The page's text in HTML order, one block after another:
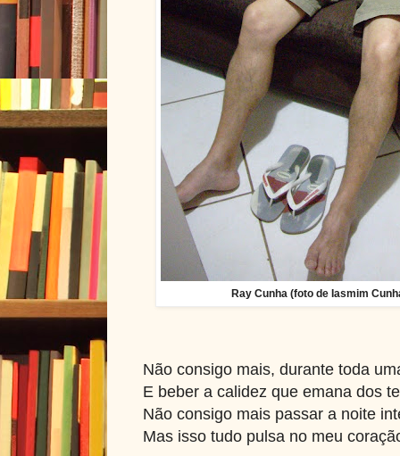
Ray Cunha (foto de Iasmim
Não consigo mais, durante toda
E beber a calidez que emana dos
Não consigo mais passar a noite
Mas isso tudo pulsa no meu